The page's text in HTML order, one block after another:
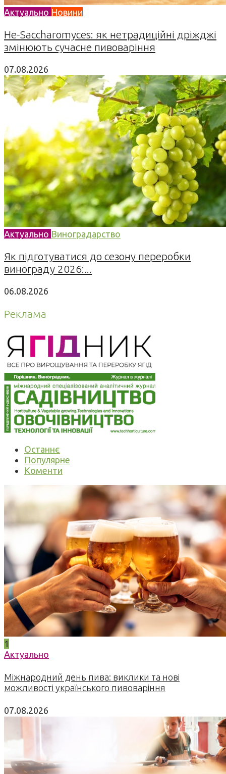
Актуально Новини
Не-Saccharomyces: як нетрадиційні дріжджі
змінюють сучасне пивоваріння
07.08.2026
Актуально Виноградарство
Як підготуватися до сезону переробки
винограду 2026:...
06.08.2026
Реклама
Останнє
Популярне
Коменти
1
Актуально
Міжнародний день пива: виклики та нові
можливості українського пивоваріння
07.08.2026